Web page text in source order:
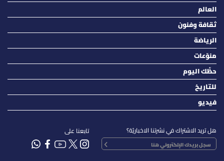
العالم
ثقافة وفنون
الرياضة
منوّعات
حظّك اليوم
للتاريخ
فيديو
هل تريد الاشتراك في نشرتنا الاخباريّة؟ تابعنا على